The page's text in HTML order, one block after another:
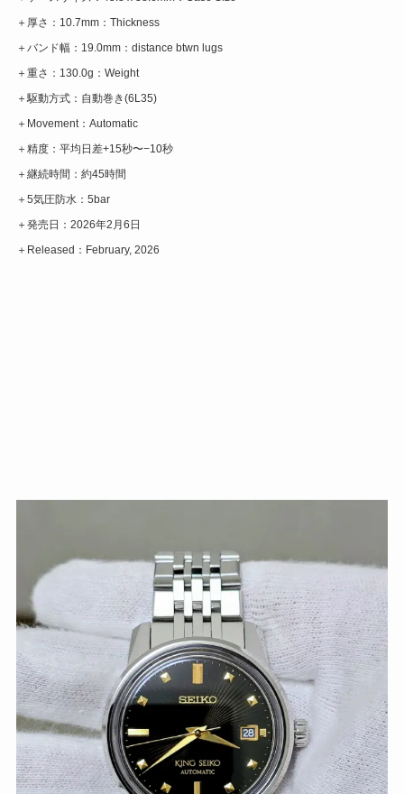
＋厚さ：10.7mm：Thickness
＋バンド幅：19.0mm：distance btwn lugs
＋重さ：130.0g：Weight
＋駆動方式：自動巻き(6L35)
＋Movement：Automatic
＋精度：平均日差+15秒〜−10秒
＋継続時間：約45時間
＋5気圧防水：5bar
＋発売日：2026年2月6日
＋Released：February, 2026